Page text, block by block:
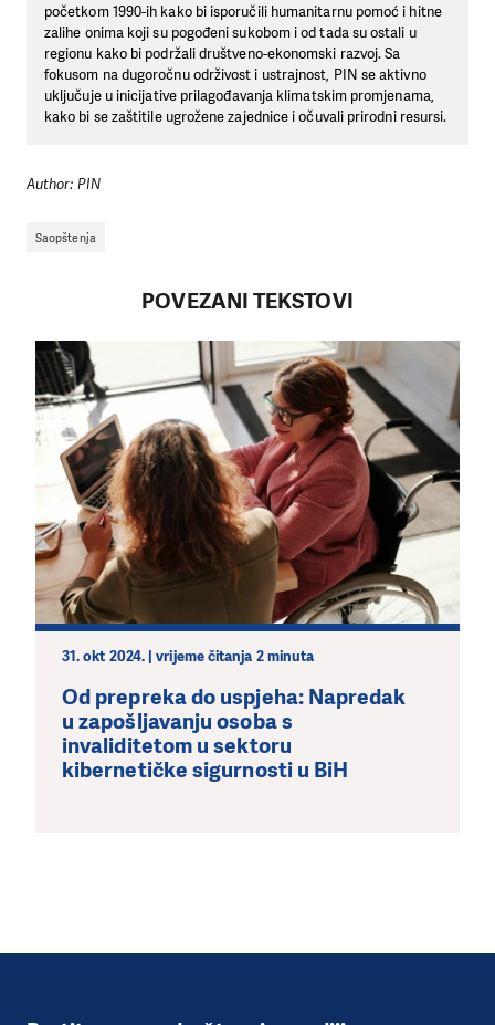
početkom 1990-ih kako bi isporučili humanitarnu pomoć i hitne
zalihe onima koji su pogođeni sukobom i od tada su ostali u
regionu kako bi podržali društveno-ekonomski razvoj. Sa
fokusom na dugoročnu održivost i ustrajnost, PIN se aktivno
uključuje u inicijative prilagođavanja klimatskim promjenama,
kako bi se zaštitile ugrožene zajednice i očuvali prirodni resursi.
Author: PIN
Saopštenja
POVEZANI TEKSTOVI
31. okt 2024. | vrijeme čitanja 2 minuta
Od prepreka do uspjeha: Napredak
u zapošljavanju osoba s
invaliditetom u sektoru
kibernetičke sigurnosti u BiH